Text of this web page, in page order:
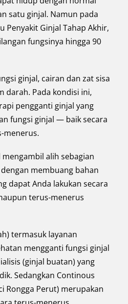
satu ginjal. Namun pada
Penyakit Ginjal Tahap Akhir,
fungsinya hingga 90
ginjal, cairan dan zat sisa
darah. Pada kondisi ini,
pengganti ginjal yang
fungsi ginjal — baik secara
menerus.
alih sebagian
membuang bahan
dapat Anda lakukan secara
terus-menerus
termasuk layanan
mengganti fungsi ginjal
(ginjal buatan) yang
Sedangkan Continous
Rongga Perut) merupakan